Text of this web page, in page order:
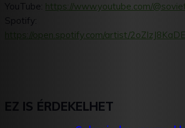
YouTube: https://www.youtube.com/
Spotify:
https://open.spotify.com/artist/
EZ IS ÉRDEKELHET